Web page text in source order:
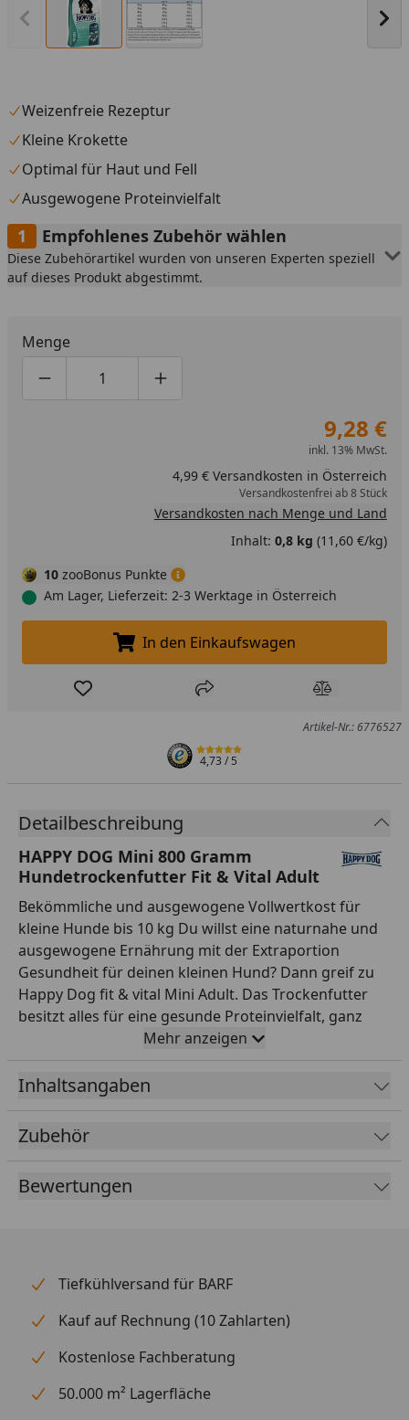
Vorheriges Bild anzeigen
Weizenfreie Rezeptur
Kleine Krokette
Optimal für Haut und Fell
Ausgewogene Proteinvielfalt
Empfohlenes Zubehör wählen
Diese Zubehörartikel wurden von unseren Experten speziell
auf dieses Produkt abgestimmt.
Menge
Produktmenge um eins verringern
Produktmenge manuell eingeben
Produktmenge um eins erhöhen
9,28 €
inkl. 13% MwSt.
4,99 € Versandkosten in Österreich
Versandkostenfrei ab 8 Stück
Versandkosten nach Menge und Land
Inhalt: 0,8 kg (11,60 €/kg)
10 zooBonus Punkte
Am Lager, Lieferzeit: 2-3 Werktage in Österreich
In den Einkaufswagen legen
In den Einkaufswagen
Produkt zur Wunschliste hinzufügen
Teilen Produkt
Artikel-Nr.: 6776527
4,73/ 5
Detailbeschreibung
HAPPY DOG Mini 800 Gramm
Hundetrockenfutter Fit & Vital Adult
Bekömmliche und ausgewogene Vollwertkost für
kleine Hunde bis 10 kg Du willst eine naturnahe und
ausgewogene Ernährung mit der Extraportion
Gesundheit für deinen kleinen Hund? Dann greif zu
Happy Dog fit & vital Mini Adult. Das Trockenfutter
besitzt alles für eine gesunde Proteinvielfalt, ganz
nach dem Vorbild der Natur. Dafür sorgen die fünf
verschiedenen Eiweißkomponenten: Lachs, Seefisch,
Ei, Lamm und Geflügel. Lachs enthält essenzielle
Haut und Fell sind. Bekömmlicher Seefisch versorgt
den Körper mit vielen Vitaminen, währenddessen Ei
Mineralstoffe liefern. Vollendet wird die Rezeptur für
kleine Hunderassen Happy Dog fit & vital Mini Adult
ausgewachsener, kleiner Hunderassen und eignet
Körpergewicht. Die ausgewogene und leckere
Vollnahrung basiert auf dem einzigartigen Happy
Mehr anzeigen
Inhaltsangaben
Zubehör
Bewertungen
Tiefkühlversand für BARF
Kauf auf Rechnung (10 Zahlarten)
Kostenlose Fachberatung
50.000 m² Lagerfläche